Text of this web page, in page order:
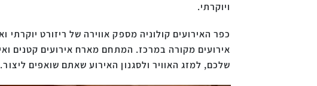
ויוקרתי.
שלכם, למזג האוויר ולסגנון האירוע שאתם שואפים ליצור.